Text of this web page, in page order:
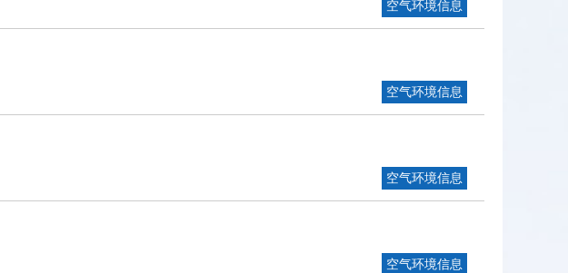
空气环境信息
空气环境信息
空气环境信息
空气环境信息